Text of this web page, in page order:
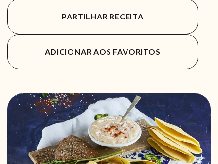
PARTILHAR RECEITA
ADICIONAR AOS FAVORITOS